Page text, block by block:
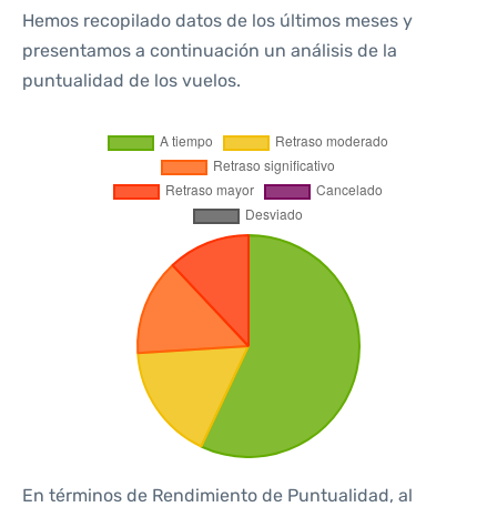
Hemos recopilado datos de los últimos meses y
presentamos a continuación un análisis de la
puntualidad de los vuelos.
En términos de Rendimiento de Puntualidad, al